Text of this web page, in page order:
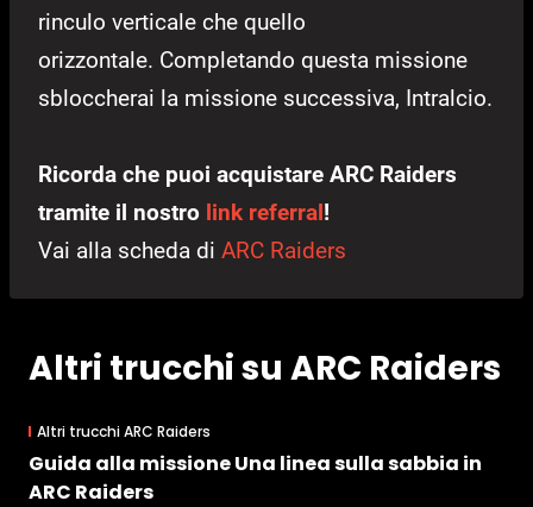
rinculo verticale che quello
orizzontale. Completando questa missione
sbloccherai la missione successiva, Intralcio.
Ricorda che puoi acquistare ARC Raiders
tramite il nostro link referral!
Vai alla scheda di ARC Raiders
Altri trucchi su ARC Raiders
Altri trucchi ARC Raiders
Guida alla missione Una linea sulla sabbia in
ARC Raiders